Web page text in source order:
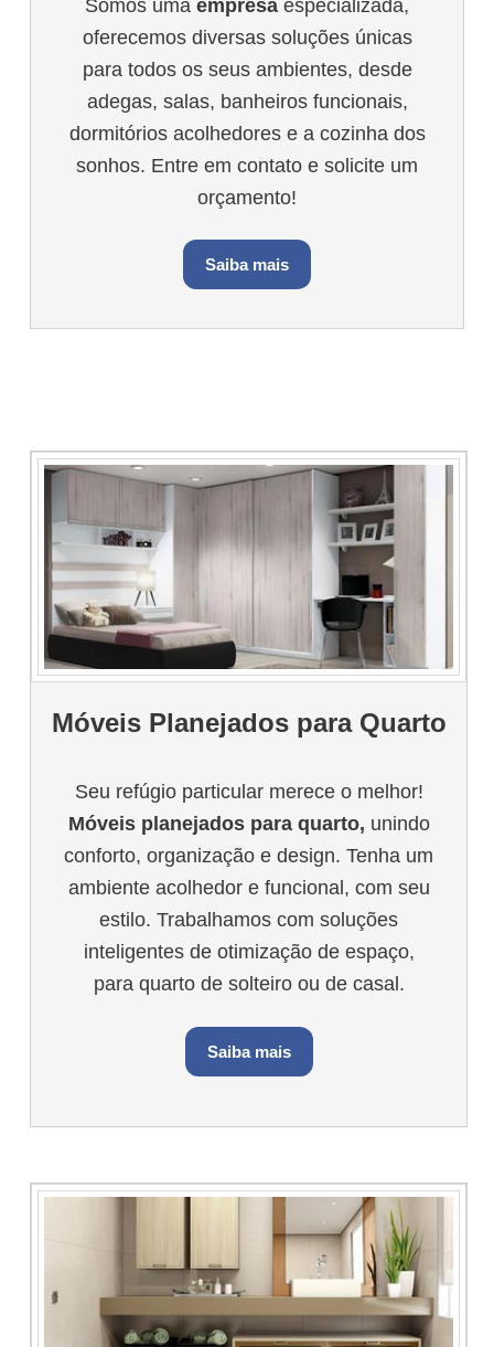
Somos uma empresa especializada,
oferecemos diversas soluções únicas
para todos os seus ambientes, desde
adegas, salas, banheiros funcionais,
dormitórios acolhedores e a cozinha dos
sonhos. Entre em contato e solicite um
orçamento!
Saiba mais
Móveis Planejados para Quarto
Seu refúgio particular merece o melhor!
Móveis planejados para quarto, unindo
conforto, organização e design. Tenha um
ambiente acolhedor e funcional, com seu
estilo. Trabalhamos com soluções
inteligentes de otimização de espaço,
para quarto de solteiro ou de casal.
Saiba mais